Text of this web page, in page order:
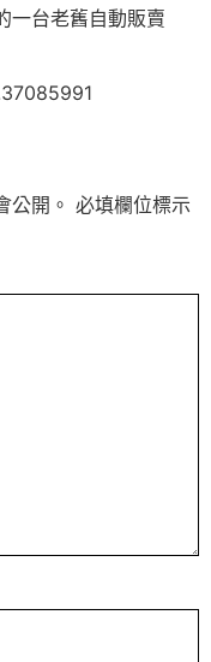
一台老舊自動販賣
公開。 必填欄位標示